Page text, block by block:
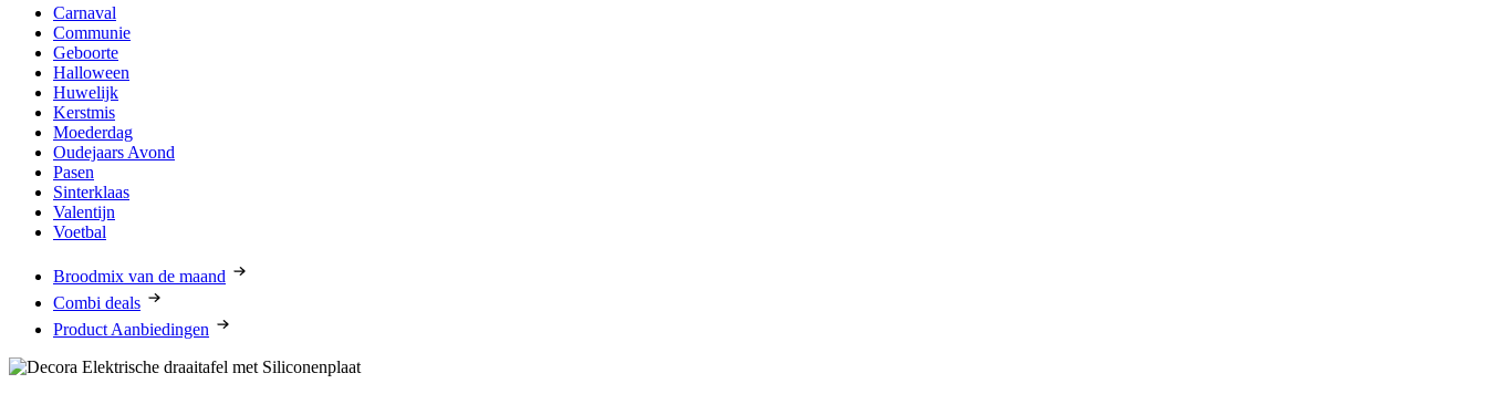
Carnaval
Communie
Geboorte
Halloween
Huwelijk
Kerstmis
Moederdag
Oudejaars Avond
Pasen
Sinterklaas
Valentijn
Voetbal
Broodmix van de maand
Combi deals
Product Aanbiedingen